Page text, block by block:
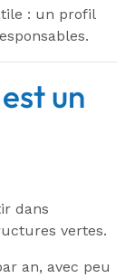
: un profil
un
dans
vertes.
an, avec peu